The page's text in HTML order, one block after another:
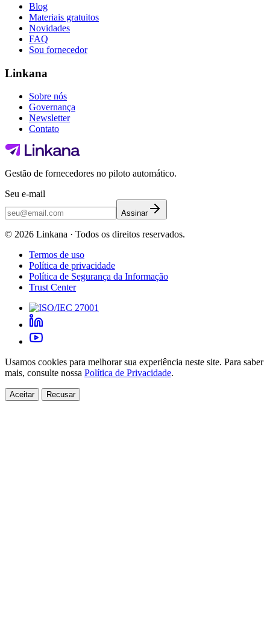
Blog
Materiais gratuitos
Novidades
FAQ
Sou fornecedor
Linkana
Sobre nós
Governança
Newsletter
Contato
Gestão de fornecedores no piloto automático.
Seu e-mail
Assinar
© 2026 Linkana · Todos os direitos reservados.
Termos de uso
Política de privacidade
Política de Segurança da Informação
Trust Center
Usamos cookies para melhorar sua experiência neste site. Para saber
mais, consulte nossa Política de Privacidade.
Aceitar Recusar